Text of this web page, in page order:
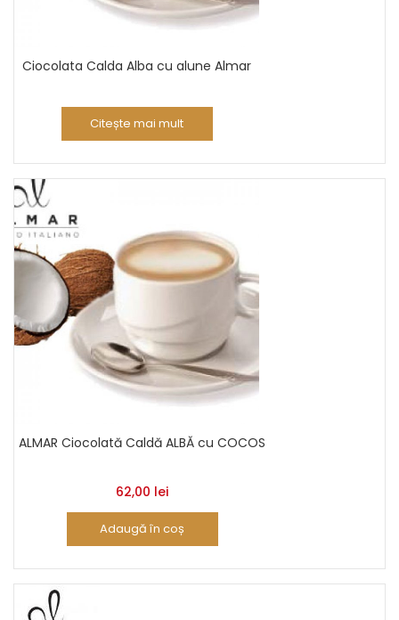
Ciocolata Calda Alba cu alune Almar
Citește mai mult
ALMAR Ciocolată Caldă ALBĂ cu COCOS
62,00 lei
Adaugă în coș